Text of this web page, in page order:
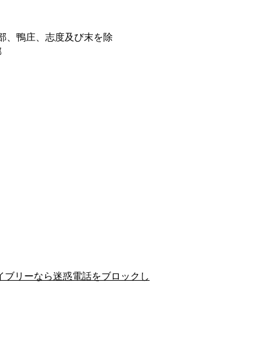
、鴨庄、志度及び末を除
リーなら迷惑電話をブロックし